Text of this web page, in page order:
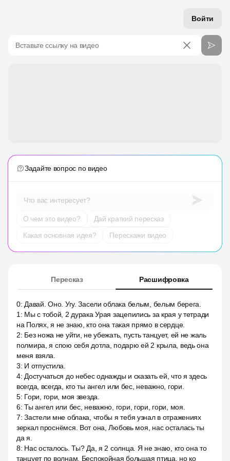
Войти
Вставьте ссылку на видео
Задайте вопрос по видео
Что вас интересует?
О чем это видео?
Дай краткий пересказ
Какая основная идея?
Перескажи видео
Пересказ Расшифровка
0: Давай. Оно. Угу. Засели облака белым, белым берега.
1 : Мы с тобой, 2 дурака Урая зацепились за края у тетради
на Полях, я не знаю, кто она такая прямо в сердце.
2: Без ножа не уйти, не убежать, пусть танцует, ей не жаль
полмира, я спою себя дотла, подарю ей 2 крыла, ведь она
меня взяла.
3: И отпустила.
4: Достучаться до небес однажды и сказать ей, что я здесь
всегда, всегда, кто ты ангел или бес, неважно, гори.
5: Гори, гори, моя звезда.
6:Ты ангел или бес, неважно, гори, гори, гори, моя.
7:Застели мне облака, чтобы я тебя узнал в отражениях
зеркал проснёмся. Вот она, Любовь моя, нас осталась ты
да я.
8: Нас осталось. Ты? Да, я 2 солнца. Я не знаю, кто она то
танцует по волнам. Беспокойная большая птица, но ко